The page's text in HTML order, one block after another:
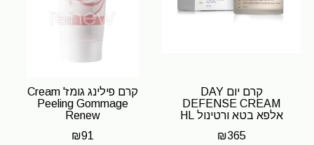
קרם יום DAY
DEFENSE CREAM
אלפא בטא ורטינול HL
₪365
קרם פילינג גומז' Cream
Peeling Gommage
Renew
₪91